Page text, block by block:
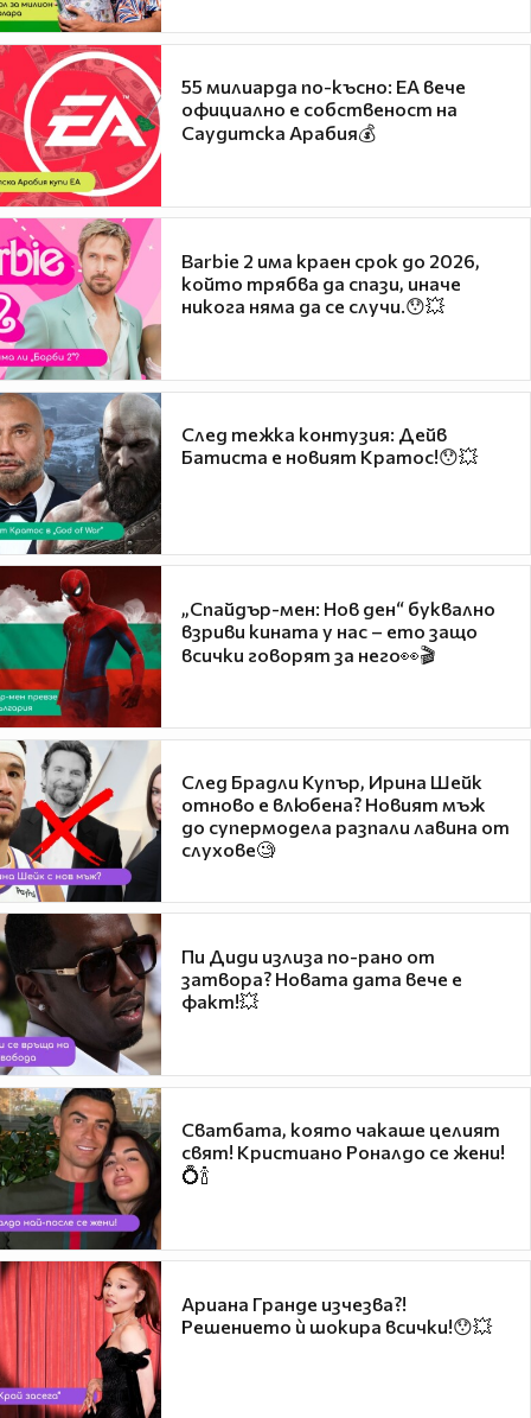
55 милиарда по-късно: EA вече
официално е собственост на
Саудитска Арабия💰
Barbie 2 има краен срок до 2026,
който трябва да спази, иначе
никога няма да се случи.😯💥
След тежка контузия: Дейв
Батиста е новият Кратос!😯💥
„Спайдър-мен: Нов ден“ буквално
взриви кината у нас – ето защо
всички говорят за него👀🎬
След Брадли Купър, Ирина Шейк
отново е влюбена? Новият мъж
до супермодела разпали лавина от
слухове🧐
Пи Диди излиза по-рано от
затвора? Новата дата вече е
факт!💥
Сватбата, която чакаше целият
свят! Кристиано Роналдо се жени!
💍🍾
Ариана Гранде изчезва?!
Решението ѝ шокира всички!😯💥